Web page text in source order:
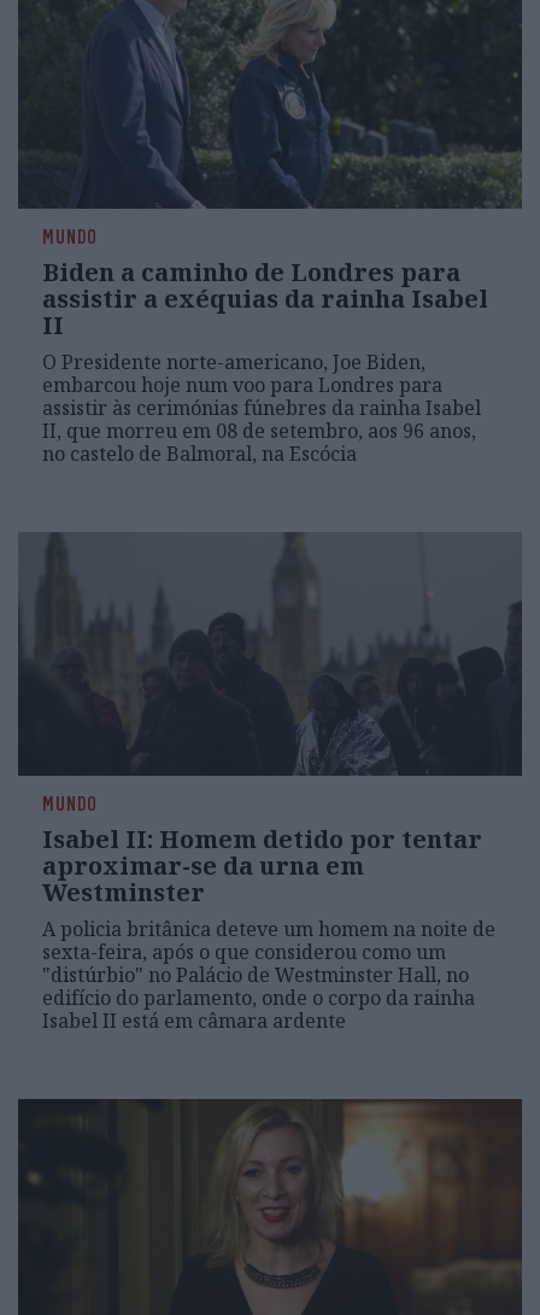
MUNDO
Biden a caminho de Londres para
assistir a exéquias da rainha Isabel
II
O Presidente norte-americano, Joe Biden,
embarcou hoje num voo para Londres para
assistir às cerimónias fúnebres da rainha Isabel
II, que morreu em 08 de setembro, aos 96 anos,
no castelo de Balmoral, na Escócia
MUNDO
Isabel II: Homem detido por tentar
aproximar-se da urna em
Westminster
A policia britânica deteve um homem na noite de
sexta-feira, após o que considerou como um
"distúrbio" no Palácio de Westminster Hall, no
edifício do parlamento, onde o corpo da rainha
Isabel II está em câmara ardente